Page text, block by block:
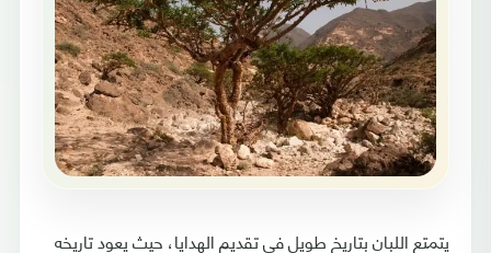
يتمتع اللبان بتاريخ طويل في تقديم الهدايا، حيث يعود تاريخه